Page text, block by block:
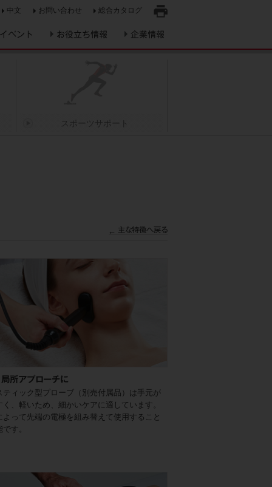
ベント お役立ち情報 企業情報
中文 お問い合わせ
総合カタログ
刷
スポーツサポート
主な特徴へ戻る
局所アプローチに
ティック型プローブ（別売付属品）は手元が
く、軽いため、細かいケアに適しています。
よって先端の電極を組み替えて使用すること
す。